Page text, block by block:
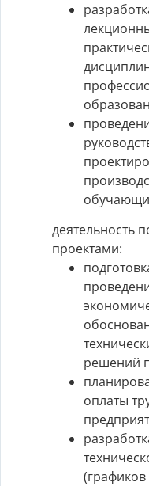
деятельность
проектами:
решений
оплаты
(графиков